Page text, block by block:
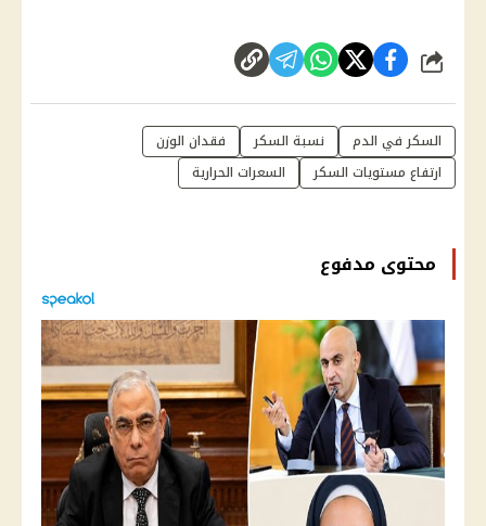
شارك
السكر في الدم نسبة السكر
فقدان الوزن
ارتفاع مستويات السكر
السعرات الحرارية
محتوى مدفوع